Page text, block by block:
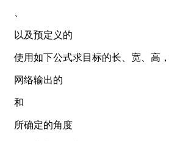
以及预定义的
使用如下公式求目标的长、宽、高，
网络输出的
和
所确定的角度